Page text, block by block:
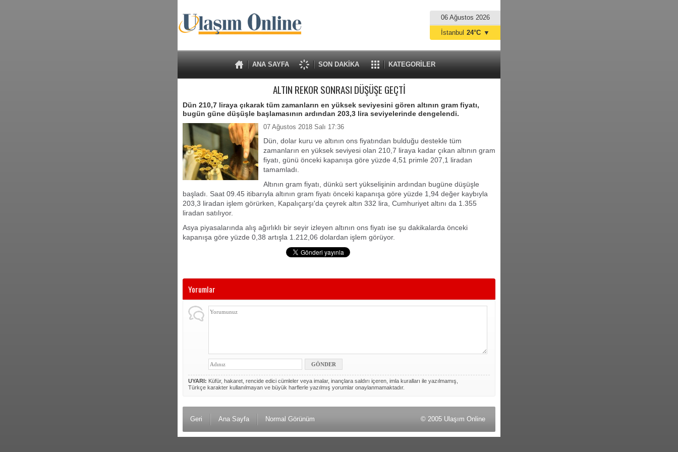
06 Ağustos 2026
ANA SAYFA SON DAKİKA KATEGORİLER
İstanbul 24°C ▼
ALTIN REKOR SONRASI DÜŞÜŞE GEÇTİ
Dün 210,7 liraya çıkarak tüm zamanların en yüksek seviyesini gören altının gram fiyatı,
bugün güne düşüşle başlamasının ardından 203,3 lira seviyelerinde dengelendi.
07 Ağustos 2018 Salı 17:36
Dün, dolar kuru ve altının ons fiyatından bulduğu destekle tüm
zamanların en yüksek seviyesi olan 210,7 liraya kadar çıkan altının gram
fiyatı, günü önceki kapanışa göre yüzde 4,51 primle 207,1 liradan
tamamladı.
Altının gram fiyatı, dünkü sert yükselişinin ardından bugüne düşüşle
başladı. Saat 09.45 itibarıyla altının gram fiyatı önceki kapanışa göre yüzde 1,94 değer kaybıyla
203,3 liradan işlem görürken, Kapalıçarşı'da çeyrek altın 332 lira, Cumhuriyet altını da 1.355
liradan satılıyor.
Asya piyasalarında alış ağırlıklı bir seyir izleyen altının ons fiyatı ise şu dakikalarda önceki
kapanışa göre yüzde 0,38 artışla 1.212,06 dolardan işlem görüyor.
Yorumlar
UYARI: Küfür, hakaret, rencide edici cümleler veya imalar, inançlara saldırı içeren, imla kuralları ile yazılmamış,
Türkçe karakter kullanılmayan ve büyük harflerle yazılmış yorumlar onaylanmamaktadır.
Geri Ana Sayfa Normal Görünüm © 2005 Ulaşım Online